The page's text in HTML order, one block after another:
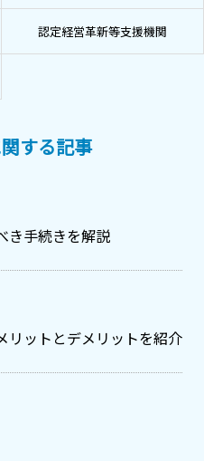
認定経営革新等支援機関
する記事
き手続きを解説
リットとデメリットを紹介